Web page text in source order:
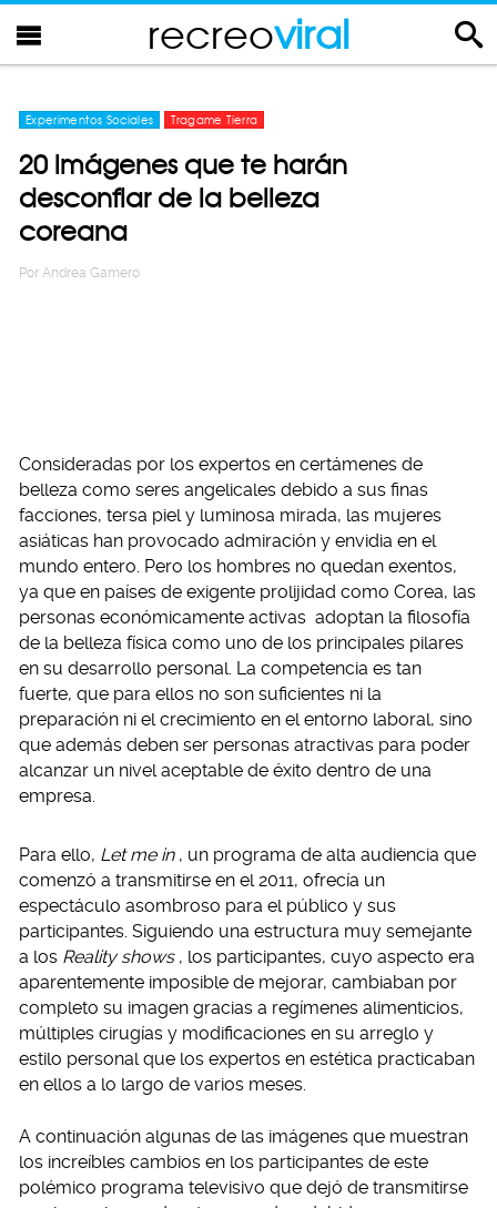
recreoviral
Experimentos Sociales Tragame Tierra
20 imágenes que te harán
desconfiar de la belleza
coreana
Por Andrea Gamero
Consideradas por los expertos en certámenes de
belleza como seres angelicales debido a sus finas
facciones, tersa piel y luminosa mirada, las mujeres
asiáticas han provocado admiración y envidia en el
mundo entero. Pero los hombres no quedan exentos,
ya que en países de exigente prolijidad como Corea, las
personas económicamente activas adoptan la filosofía
de la belleza física como uno de los principales pilares
en su desarrollo personal. La competencia es tan
fuerte, que para ellos no son suficientes ni la
preparación ni el crecimiento en el entorno laboral, sino
que además deben ser personas atractivas para poder
alcanzar un nivel aceptable de éxito dentro de una
empresa.
Para ello, Let me in , un programa de alta audiencia que
comenzó a transmitirse en el 2011, ofrecía un
espectáculo asombroso para el público y sus
participantes. Siguiendo una estructura muy semejante
a los Reality shows , los participantes, cuyo aspecto era
aparentemente imposible de mejorar, cambiaban por
completo su imagen gracias a regímenes alimenticios,
múltiples cirugías y modificaciones en su arreglo y
estilo personal que los expertos en estética practicaban
en ellos a lo largo de varios meses.
A continuación algunas de las imágenes que muestran
los increíbles cambios en los participantes de este
polémico programa televisivo que dejó de transmitirse